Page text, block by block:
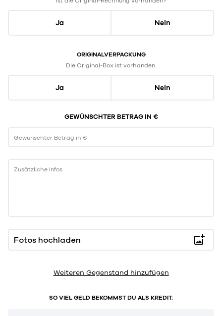
Ja Nein
ORIGINALVERPACKUNG
Die Original-Box ist vorhanden.
Ja Nein
GEWÜNSCHTER BETRAG IN €
Gewünschter Betrag in €
Zusätzliche Infos
Fotos hochladen
Weiteren Gegenstand hinzufügen
SO VIEL GELD BEKOMMST DU ALS KREDIT: